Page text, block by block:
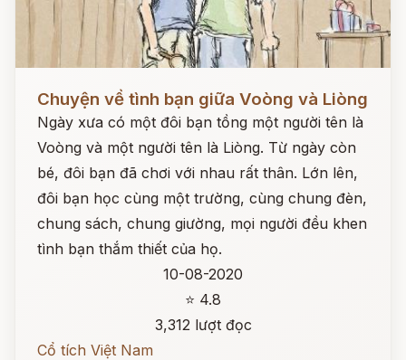
Chuyện về tình bạn giữa Voòng và Liòng
Ngày xưa có một đôi bạn tồng một người tên là
Voòng và một người tên là Liòng. Từ ngày còn
bé, đôi bạn đã chơi với nhau rất thân. Lớn lên,
đôi bạn học cùng một trường, cùng chung đèn,
chung sách, chung giường, mọi người đều khen
tình bạn thắm thiết của họ.
10-08-2020
⭐ 4.8
3,312 lượt đọc
Cổ tích Việt Nam